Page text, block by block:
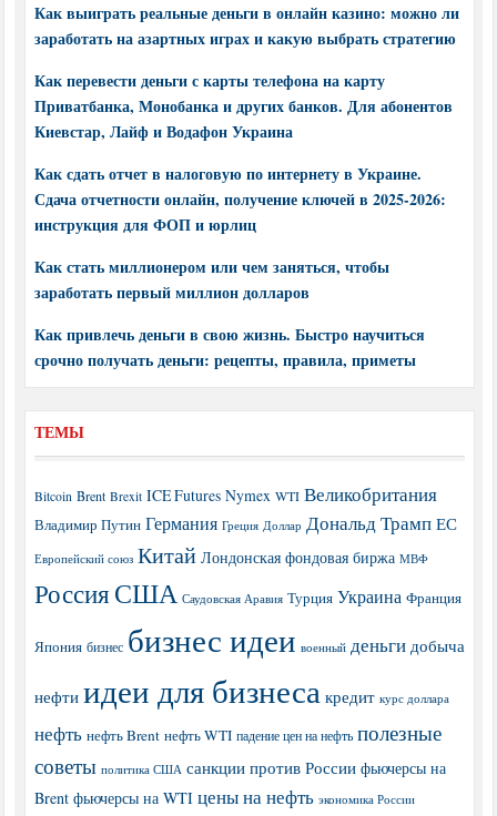
Как выиграть реальные деньги в онлайн казино: можно ли
заработать на азартных играх и какую выбрать стратегию
Как перевести деньги с карты телефона на карту
Приватбанка, Монобанка и других банков. Для абонентов
Киевстар, Лайф и Водафон Украина
Как сдать отчет в налоговую по интернету в Украине.
Сдача отчетности онлайн, получение ключей в 2025-2026:
инструкция для ФОП и юрлиц
Как стать миллионером или чем заняться, чтобы
заработать первый миллион долларов
Как привлечь деньги в свою жизнь. Быстро научиться
срочно получать деньги: рецепты, правила, приметы
ТЕМЫ
Bitcoin Brent Brexit ICE Futures Nymex WTI Великобритания
Владимир Путин Германия Греция Доллар Дональд Трамп ЕС
Европейский союз Китай Лондонская фондовая биржа МВФ
РоссияСША Саудовская Аравия Турция Украина Франция
Япония бизнес бизнес идеи военный деньги добыча
нефти идеи для бизнеса кредит курс доллара
нефть нефть Brent нефть WTI падение цен на нефть полезные
советы политика США санкции против России фьючерсы на
Brent фьючерсы на WTI цены на нефть экономика России